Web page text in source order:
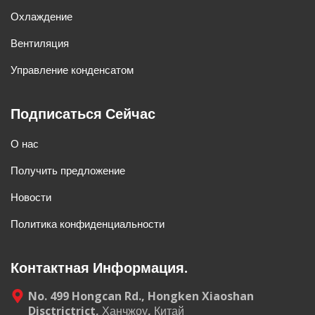
Охлаждение
Вентиляция
Управление конденсатом
Подписаться Сейчас
О нас
Получить предложение
Новости
Политика конфиденциальности
Контактная Информация.
No. 499 Hongcan Rd., Hongken Xiaoshan
Disctrictrict, Ханчжоу, Китай